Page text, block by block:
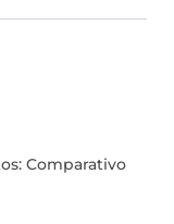
Comparativo